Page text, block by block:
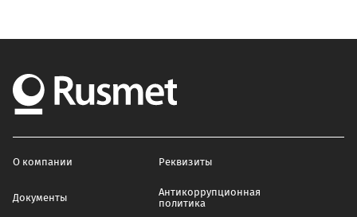
О компании Реквизиты
Документы
Антикоррупционная
политика